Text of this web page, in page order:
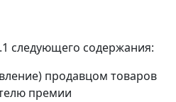
следующего содержания:
продавцом товаров
премии